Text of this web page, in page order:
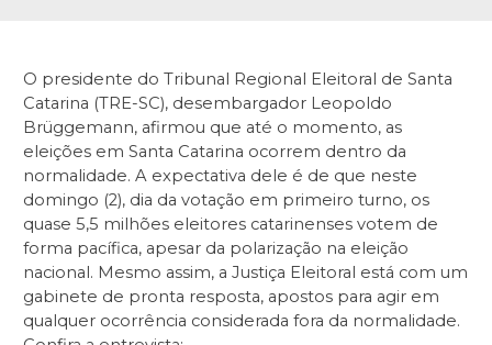
O presidente do Tribunal Regional Eleitoral de Santa
Catarina (TRE-SC), desembargador Leopoldo
Brüggemann, afirmou que até o momento, as
eleições em Santa Catarina ocorrem dentro da
normalidade. A expectativa dele é de que neste
domingo (2), dia da votação em primeiro turno, os
quase 5,5 milhões eleitores catarinenses votem de
forma pacífica, apesar da polarização na eleição
nacional. Mesmo assim, a Justiça Eleitoral está com um
gabinete de pronta resposta, apostos para agir em
qualquer ocorrência considerada fora da normalidade.